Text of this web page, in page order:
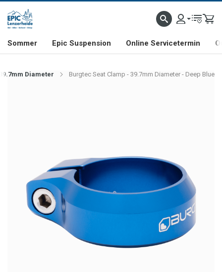
& FREERIDE-SPEZIALIST SCHWEIZER FIRMA SHOP & SHOWROOM IN
Sommer Epic Suspension Online Servicetermin
Diameter Burgtec Seat Clamp - 39.7mm Diameter - Deep Blue